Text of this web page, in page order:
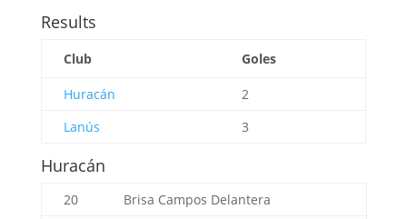
Results
Club Goles
Huracán
2
Lanús
3
Huracán
20 Brisa Campos Delantera